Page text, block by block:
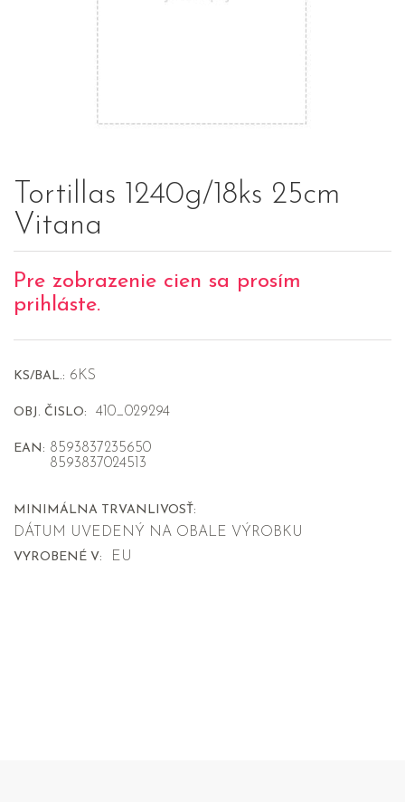
Tortillas 1240g/18ks 25cm
Vitana
Pre zobrazenie cien sa prosím
prihláste.
KS/BAL.: 6KS
OBJ. ČISLO: 410_029294
EAN: 8593837235650
8593837024513
MINIMÁLNA TRVANLIVOSŤ:
DÁTUM UVEDENÝ NA OBALE VÝROBKU
VYROBENÉ V: EU